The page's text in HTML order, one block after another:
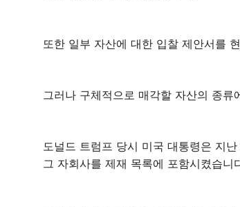
또한 일부 자산에 대한 입찰 제안서를
그러나 구체적으로 매각할 자산의 종류
도널드 트럼프 당시 미국 대통령은 지
그 자회사를 제재 목록에 포함시켰습니